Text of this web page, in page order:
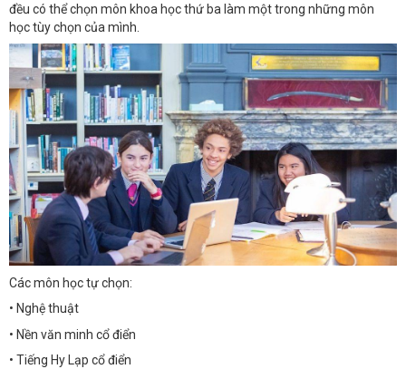
đều có thể chọn môn khoa học thứ ba làm một trong những môn
học tùy chọn của mình.
Các môn học tự chọn:
• Nghệ thuật
• Nền văn minh cổ điển
• Tiếng Hy Lạp cổ điển